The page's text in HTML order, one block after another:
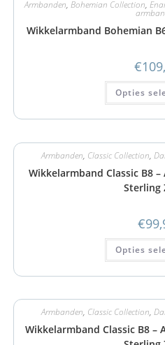
Armbanden, Bohemian Collection,
Wikkelarmband Bohemian
€
Opties
Armbanden, Classic Collection,
Wikkelarmband Classic B8
Sterling
€
Opties
Armbanden, Classic Collection,
Wikkelarmband Classic B8 –